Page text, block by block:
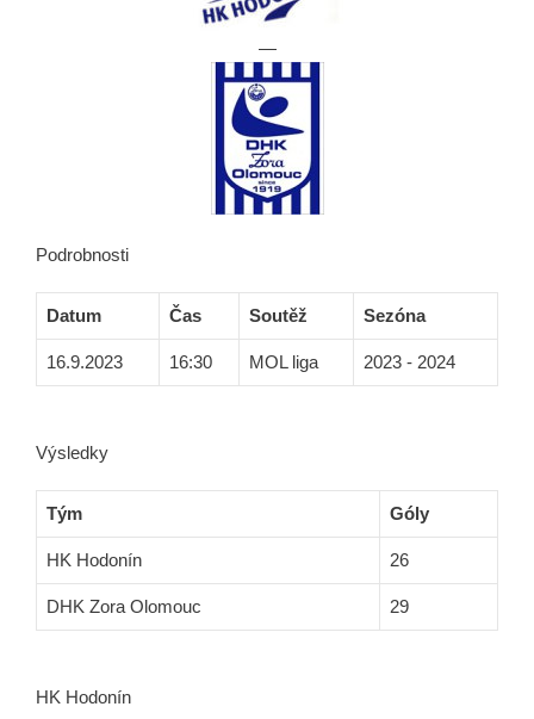
—
Podrobnosti
Datum Čas Soutěž Sezóna
16.9.2023 16:30 MOL liga 2023 - 2024
Výsledky
Tým Góly
HK Hodonín 26
DHK Zora Olomouc 29
HK Hodonín